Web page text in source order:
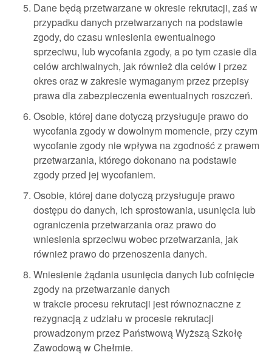
Dane będą przetwarzane w okresie rekrutacji, zaś w
przypadku danych przetwarzanych na podstawie
zgody, do czasu wniesienia ewentualnego
sprzeciwu, lub wycofania zgody, a po tym czasie dla
celów archiwalnych, jak również dla celów i przez
okres oraz w zakresie wymaganym przez przepisy
prawa dla zabezpieczenia ewentualnych roszczeń.
Osobie, której dane dotyczą przysługuje prawo do
wycofania zgody w dowolnym momencie, przy czym
wycofanie zgody nie wpływa na zgodność z prawem
przetwarzania, którego dokonano na podstawie
zgody przed jej wycofaniem.
Osobie, której dane dotyczą przysługuje prawo
dostępu do danych, ich sprostowania, usunięcia lub
ograniczenia przetwarzania oraz prawo do
wniesienia sprzeciwu wobec przetwarzania, jak
również prawo do przenoszenia danych.
Wniesienie żądania usunięcia danych lub cofnięcie
zgody na przetwarzanie danych
w trakcie procesu rekrutacji jest równoznaczne z
rezygnacją z udziału w procesie rekrutacji
prowadzonym przez Państwową Wyższą Szkołę
Zawodową w Chełmie.